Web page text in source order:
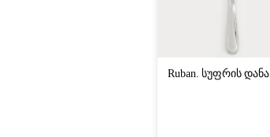
Ruban. სუფრის დანა